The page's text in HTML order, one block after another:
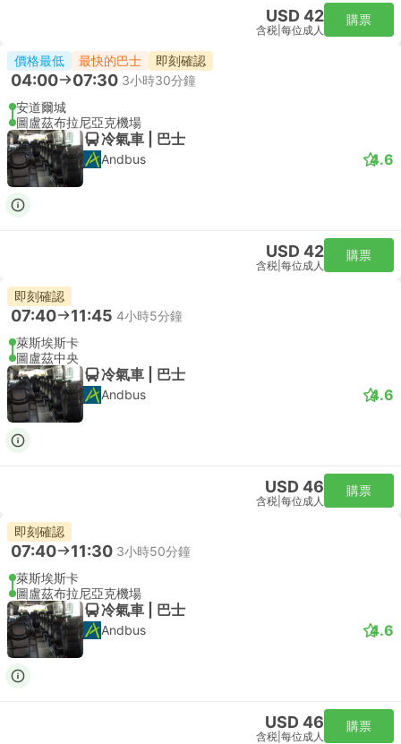
USD 42
含税 每位成人
購票
價格最低 最快的巴士 即刻確認
04:00 07:30 3小時30分鐘
安道爾城
圖盧茲布拉尼亞克機場
冷氣車 | 巴士
Andbus 4.6
USD 42
含税 每位成人
購票
即刻確認
07:40 11:45 4小時5分鐘
萊斯埃斯卡
圖盧茲中央
冷氣車 | 巴士
Andbus 4.6
USD 46
含税 每位成人
購票
即刻確認
07:40 11:30 3小時50分鐘
萊斯埃斯卡
圖盧茲布拉尼亞克機場
冷氣車 | 巴士
Andbus 4.6
USD 46
含税 每位成人
購票